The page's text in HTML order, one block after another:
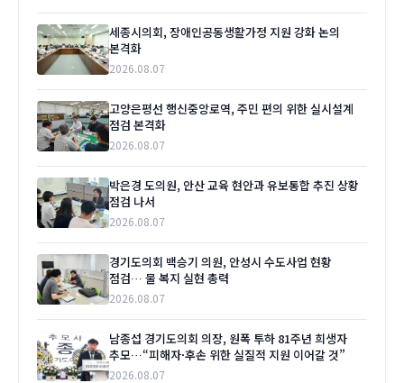
세종시의회, 장애인공동생활가정 지원 강화 논의
본격화
2026.08.07
고양은평선 행신중앙로역, 주민 편의 위한 실시설계
점검 본격화
2026.08.07
박은경 도의원, 안산 교육 현안과 유보통합 추진 상황
점검 나서
2026.08.07
경기도의회 백승기 의원, 안성시 수도사업 현황
점검… 물 복지 실현 총력
2026.08.07
남종섭 경기도의회 의장, 원폭 투하 81주년 희생자
추모…“피해자·후손 위한 실질적 지원 이어갈 것”
2026.08.07